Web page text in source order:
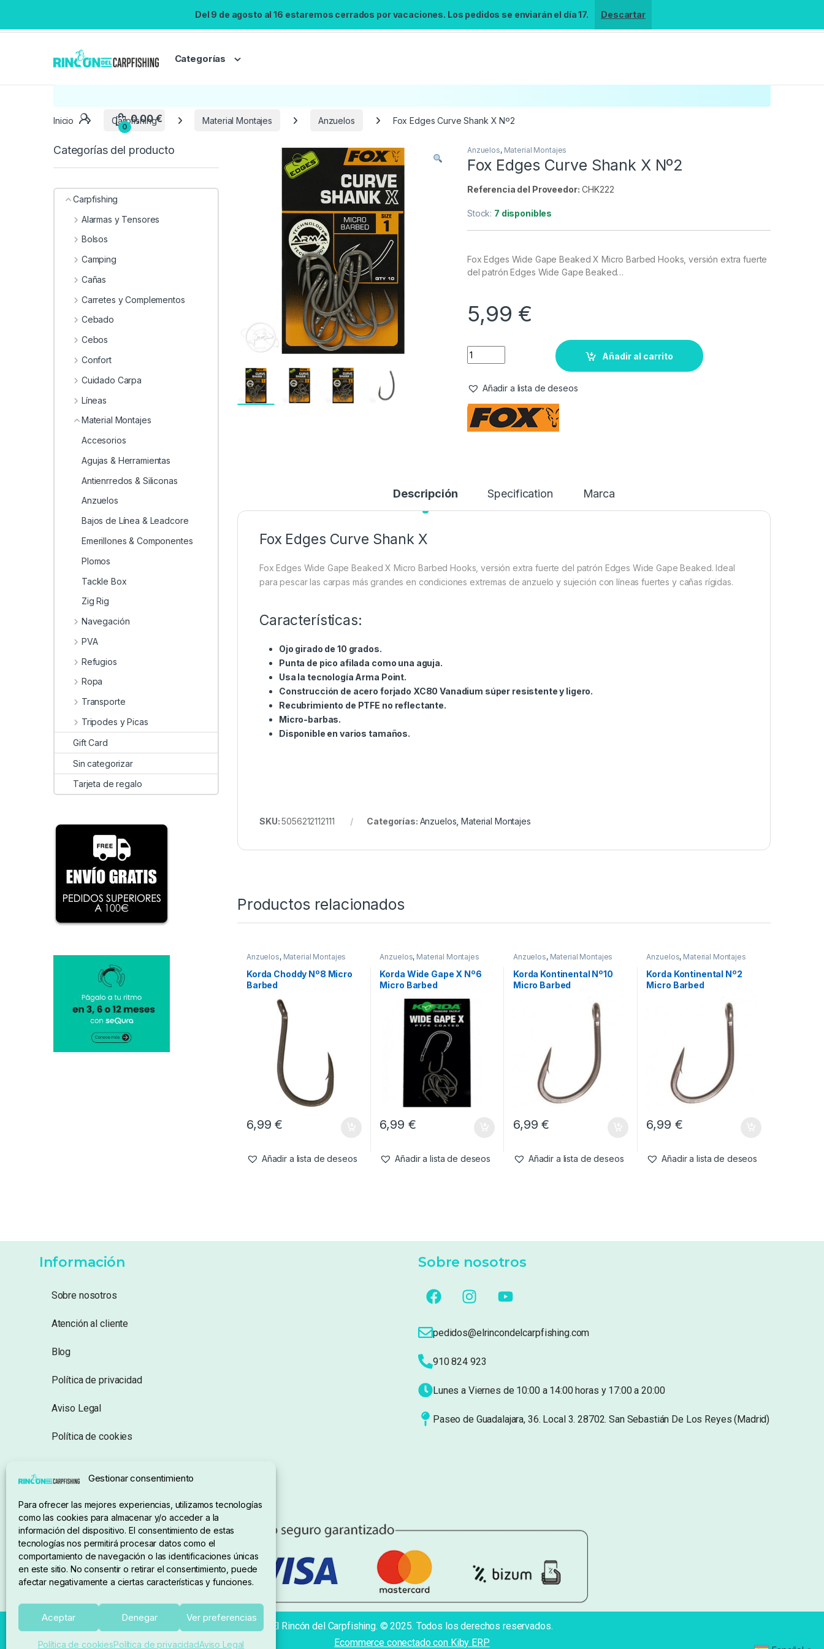
Gestionar consentimiento
Para ofrecer las mejores experiencias, utilizamos tecnologías
como las cookies para almacenar y/o acceder a la
información del dispositivo. El consentimiento de estas
tecnologías nos permitirá procesar datos como el
comportamiento de navegación o las identificaciones únicas
en este sitio. No consentir o retirar el consentimiento, puede
afectar negativamente a ciertas características y funciones.
Aceptar Denegar Ver preferencias
Política de cookiesPolítica de privacidadAviso Legal
Del 9 de agosto al 16 estaremos cerrados por vacaciones. Los pedidos se enviarán el día 17. Descartar
Categorías
0
0,00€
Inicio Carpfishing Material Montajes Anzuelos Fox Edges Curve Shank X Nº2
Anzuelos, Material Montajes
Fox Edges Curve Shank X Nº2
Referencia del Proveedor: CHK222
Stock: 7 disponibles
Fox Edges Wide Gape Beaked X Micro Barbed Hooks, versión extra fuerte
del patrón Edges Wide Gape Beaked…
5,99 €
Añadir al carrito
Añadir a lista de deseos
Descripción Specification Marca
Fox Edges Curve Shank X
Fox Edges Wide Gape Beaked X Micro Barbed Hooks, versión extra fuerte del patrón Edges Wide Gape Beaked. Ideal
para pescar las carpas más grandes en condiciones extremas de anzuelo y sujeción con líneas fuertes y cañas rígidas.
Características:
Ojo girado de 10 grados.
Punta de pico afilada como una aguja.
Usa la tecnología Arma Point.
Construcción de acero forjado XC80 Vanadium súper resistente y ligero.
Recubrimiento de PTFE no reflectante.
Micro-barbas.
Disponible en varios tamaños.
SKU:5056212112111 Categorías: Anzuelos ,Material Montajes
Productos relacionados
Anzuelos, Material Montajes
Korda Choddy Nº8 Micro
Barbed
6,99€
Añadir a lista de deseos
Anzuelos, Material Montajes
Korda Wide Gape X Nº6
Micro Barbed
6,99 €
Añadir a lista de deseos
Anzuelos, Material Montajes
Korda Kontinental Nº10
Micro Barbed
6,99€
Añadir a lista de deseos
Anzuelos, Material Montajes
Korda Kontinental Nº2
Micro Barbed
6,99 €
Añadir a lista de deseos
Categorías del producto
Carpfishing
Alarmas y Tensores
Bolsos
Camping
Cañas
Carretes y Complementos
Cebado
Cebos
Confort
Cuidado Carpa
Líneas
Material Montajes
Accesorios
Agujas & Herramientas
Antienrredos & Siliconas
Anzuelos
Bajos de Línea & Leadcore
Emerillones & Componentes
Plomos
Tackle Box
Zig Rig
Navegación
PVA
Refugios
Ropa
Transporte
Tripodes y Picas
Gift Card
Sin categorizar
Tarjeta de regalo
Información
Sobre nosotros
Atención al cliente
Blog
Política de privacidad
Aviso Legal
Política de cookies
Condiciones de compra
Sobre nosotros
pedidos@elrincondelcarpfishing.com
910 824 923
Lunes a Viernes de 10:00 a 14:00 horas y 17:00 a 20:00
Paseo de Guadalajara, 36. Local 3. 28702. San Sebastián De Los Reyes (Madrid)
El Rincón del Carpfishing. © 2025. Todos los derechos reservados.
Ecommerce conectado con Kiby ERP